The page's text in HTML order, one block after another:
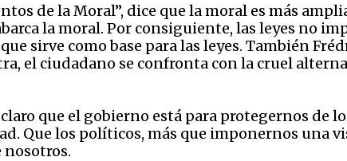
de la Moral”, dice que la moral es más
la moral. Por consiguiente, las leyes no
sirve como base para las leyes. También
el ciudadano se confronta con la cruel
que el gobierno está para protegernos de
Que los políticos, más que imponernos una
nosotros.